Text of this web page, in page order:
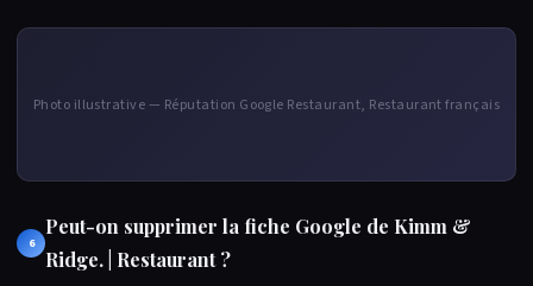
Photo illustrative — Réputation Google Restaurant, Restaurant français
6
Peut-on supprimer la fiche Google de Kimm &
Ridge. | Restaurant ?